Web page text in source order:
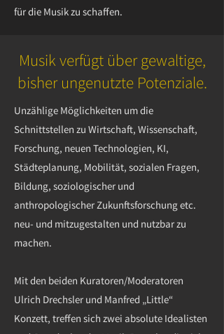
für die Musik zu schaffen.
Musik verfügt über gewaltige,
bisher ungenutzte Potenziale.
Unzählige Möglichkeiten um die
Schnittstellen zu Wirtschaft, Wissenschaft,
Forschung, neuen Technologien, KI,
Städteplanung, Mobilität, sozialen Fragen,
Bildung, soziologischer und
anthropologischer Zukunftsforschung etc.
neu- und mitzugestalten und nutzbar zu
machen.
Mit den beiden Kuratoren/Moderatoren
Ulrich Drechsler und Manfred „Little“
Konzett, treffen sich zwei absolute Idealisten